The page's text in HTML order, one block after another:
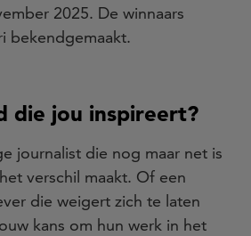
2025. De winnaars
bekendgemaakt.
die jou inspireert?
journalist die nog maar net is
verschil maakt. Of een
die weigert zich te laten
kans om hun werk in het